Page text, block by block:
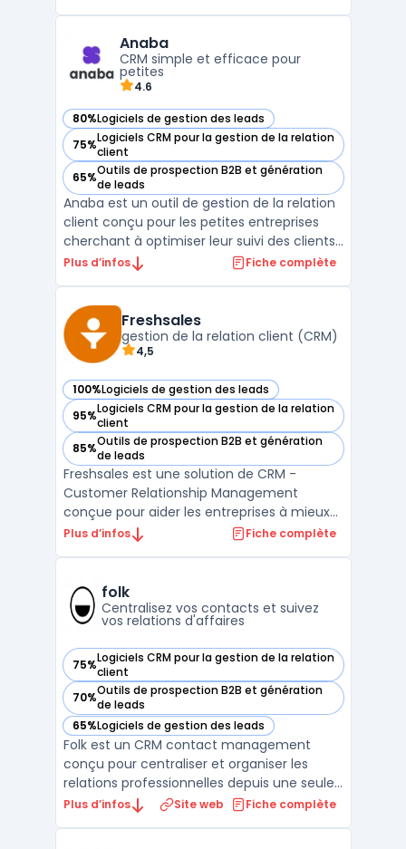
électronique. Facture.net centralise ces
proc ...
Anaba
CRM simple et efficace pour
petites
4.6
80%Logiciels de gestion des leads
— voir Anaba dans cette catégorie
75%Logiciels CRM pour la gestion de la relation
client
— voir Anaba dans cette catégorie
65%Outils de prospection B2B et génération
de leads
— voir Anaba dans cette catégorie
Anaba est un outil de gestion de la relation
client conçu pour les petites entreprises
cherchant à optimiser leur suivi des clients
et à améliorer leurs performances
permet une prise en main rapide et
efficace, re ...
Plus d’infos Fiche complète
Freshsales
gestion de la relation client (CRM)
4,5
100%Logiciels de gestion des leads
— voir Freshsales dans cette catégorie
95%Logiciels CRM pour la gestion de la relation
client
— voir Freshsales dans cette catégorie
85%Outils de prospection B2B et génération
de leads
— voir Freshsales dans cette catégorie
Freshsales est une solution de CRM -
Customer Relationship Management
conçue pour aider les entreprises à mieux
gérer leur processus de vente. Elle offre des
pipelines de vente et des rapports
analytiques pour aid ...
Plus d’infos Fiche complète
folk
Centralisez vos contacts et suivez
vos relations d'affaires
75%Logiciels CRM pour la gestion de la relation
client
— voir folk dans cette catégorie
70%Outils de prospection B2B et génération
de leads
— voir folk dans cette catégorie
65%Logiciels de gestion des leads
— voir folk dans cette catégorie
Folk est un CRM contact management
conçu pour centraliser et organiser les
relations professionnelles depuis une seule
interface. Destiné aux équipes de petite
Plus d’infos Site web Fiche complète